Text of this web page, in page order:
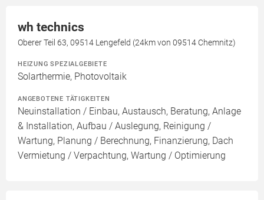
wh technics
Oberer Teil 63, 09514 Lengefeld (24km von 09514 Chemnitz)
HEIZUNG SPEZIALGEBIETE
Solarthermie, Photovoltaik
ANGEBOTENE TÄTIGKEITEN
Neuinstallation / Einbau, Austausch, Beratung, Anlage
& Installation, Aufbau / Auslegung, Reinigung /
Wartung, Planung / Berechnung, Finanzierung, Dach
Vermietung / Verpachtung, Wartung / Optimierung